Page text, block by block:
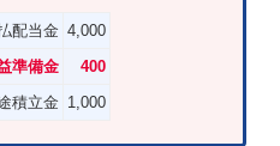
配当金 4,000
準備金
400
積立金 1,000